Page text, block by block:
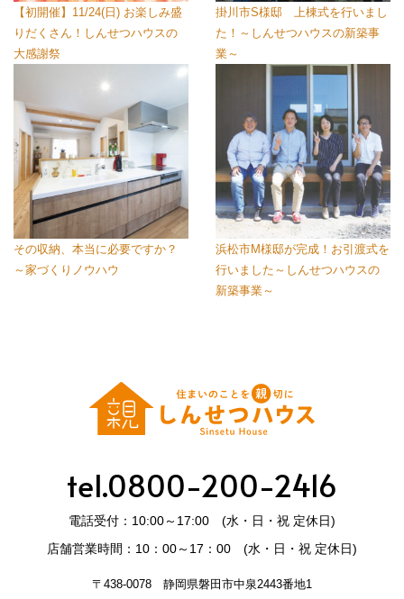
【初開催】11/24(日) お楽しみ盛
りだくさん！しんせつハウスの
大感謝祭
掛川市S様邸 上棟式を行いまし
た！～しんせつハウスの新築事
業～
その収納、本当に必要ですか？
～家づくりノウハウ
浜松市M様邸が完成！お引渡式を
行いました～しんせつハウスの
新築事業～
tel.0800-200-2416
電話受付：10:00～17:00 (水・日・祝 定休日)
店舗営業時間：10：00～17：00 (水・日・祝 定休日)
〒438-0078 静岡県磐田市中泉2443番地1